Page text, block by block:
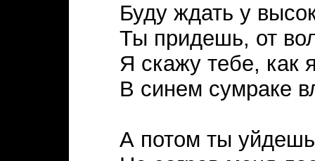
Буду ждать у
Ты придешь, от
Я скажу тебе, как
В синем сумраке
А потом ты